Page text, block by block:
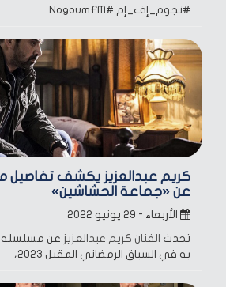
#نجوم_إف_إم #NogoumFM
كريم عبدالعزيز يكشف تفاصيل
عن «جماعة الحشاشين»
الأربعاء - ٢٩ يونيو ٢٠٢٢
تحدث الفنان كريم عبدالعزيز عن مسلسله
به في السباق الرمضاني المقبل 2023،